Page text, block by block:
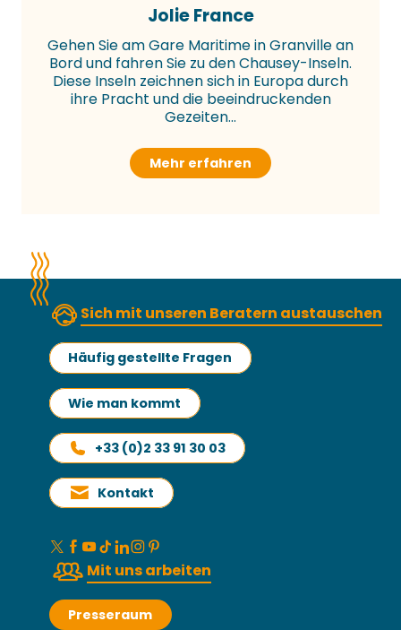
Jolie France
Gehen Sie am Gare Maritime in Granville an
Bord und fahren Sie zu den Chausey-Inseln.
Diese Inseln zeichnen sich in Europa durch
ihre Pracht und die beeindruckenden
Gezeiten...
Mehr erfahren
Sich mit unseren Beratern austauschen
Häufig gestellte Fragen
Wie man kommt
+33 (0)2 33 91 30 03
Kontakt
Mit uns arbeiten
Presseraum